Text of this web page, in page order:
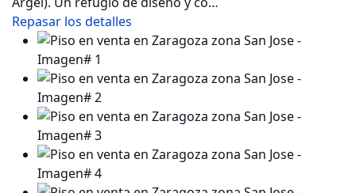
Repasar los detalles